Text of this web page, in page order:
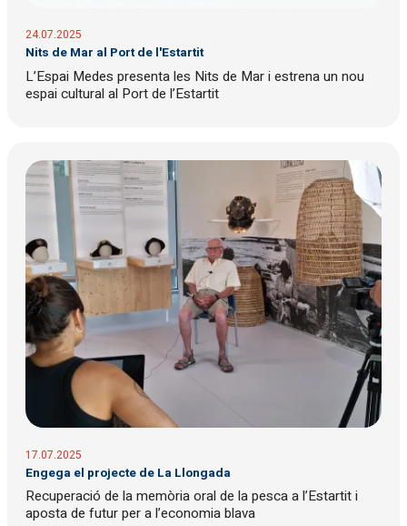
24.07.2025
Nits de Mar al Port de l'Estartit
L’Espai Medes presenta les Nits de Mar i estrena un nou
espai cultural al Port de l’Estartit
17.07.2025
Engega el projecte de La Llongada
Recuperació de la memòria oral de la pesca a l’Estartit i
aposta de futur per a l’economia blava